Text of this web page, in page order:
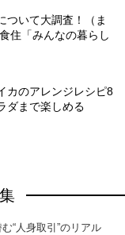
ついて大調査！（ま
住「みんなの暮らし
カのアレンジレシピ8
ダまで楽しめる
“人身取引”のリアル